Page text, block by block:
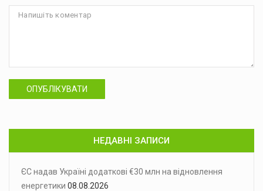
ОПУБЛІКУВАТИ
НЕДАВНІ ЗАПИСИ
ЄС надав Україні додаткові €30 млн на відновлення
енергетики 08.08.2026